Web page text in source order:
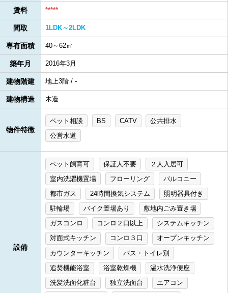
賃料 *****
間取 1LDK～2LDK
専有面積 40～62㎡
築年月 2016年3月
建物階建 地上3階 / -
建物構造 木造
物件特徴
ペット相談 BS CATV
公共排水
公営水道
設備
ペット飼育可 保証人不要
２人入居可
室内洗濯機置場
フローリング
バルコニー
都市ガス
24時間換気システム
照明器具付き
駐輪場
バイク置場あり
敷地内ごみ置き場
ガスコンロ
コンロ２口以上
システムキッチン
対面式キッチン
コンロ３口
オープンキッチン
カウンターキッチン
バス・トイレ別
追焚機能浴室
浴室乾燥機
温水洗浄便座
洗髪洗面化粧台
独立洗面台
エアコン